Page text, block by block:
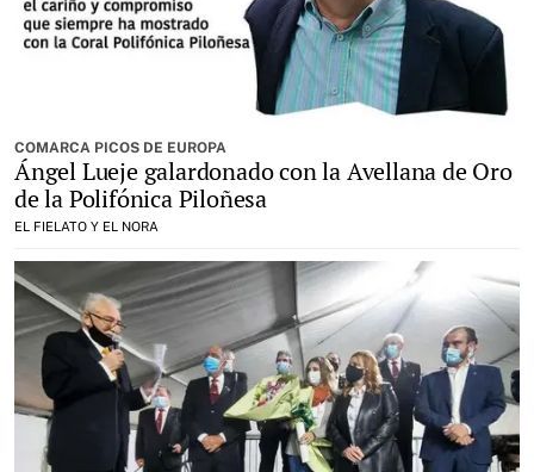
COMARCA PICOS DE EUROPA
Ángel Lueje galardonado con la Avellana de Oro
de la Polifónica Piloñesa
EL FIELATO Y EL NORA